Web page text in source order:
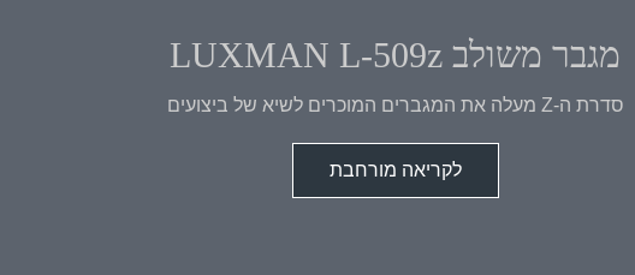
מגבר משולב LUXMAN L-509z
סדרת ה-Z מעלה את המגברים המוכרים לשיא של ביצועים
לקריאה מורחבת